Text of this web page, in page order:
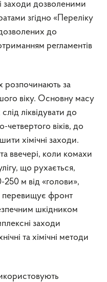
заходи дозволеними
згідно «Переліку
дозволених до
регламентів
розпочинають за
віку. Основну масу
ліквідувати до
четвертого віків, до
хімічні заходи.
ввечері, коли комахи
що рухається,
м від «голови»,
перевищує фронт
шкідником
заходи
та хімічні методи